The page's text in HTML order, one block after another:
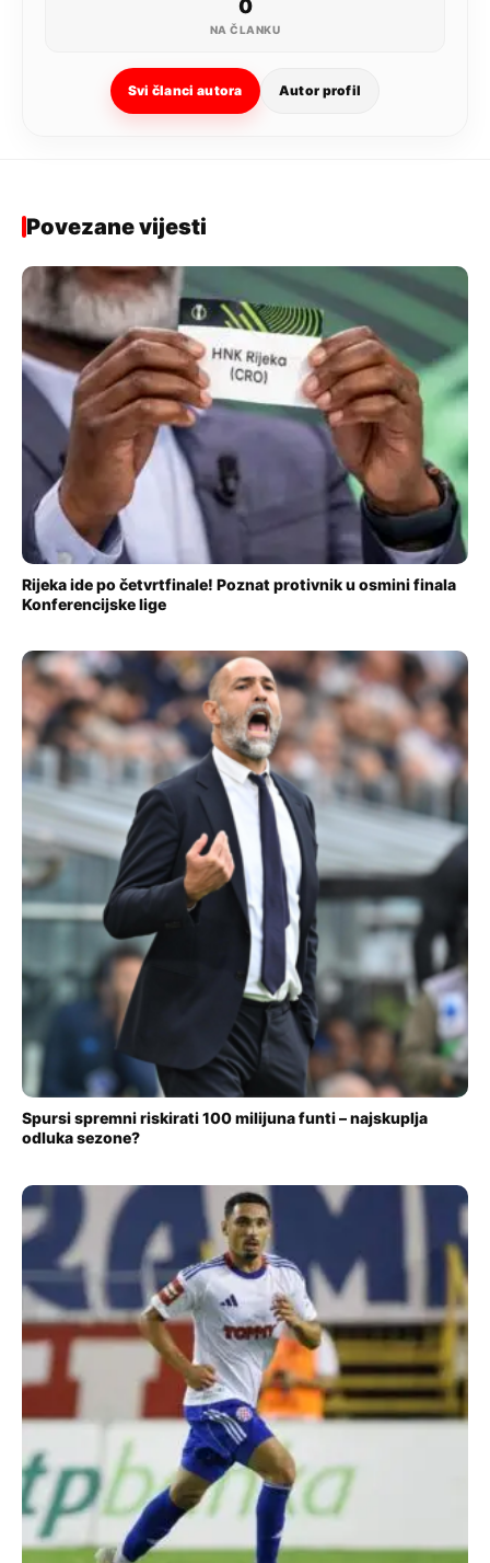
0
NA ČLANKU
Svi članci autora Autor profil
Povezane vijesti
Rijeka ide po četvrtfinale! Poznat protivnik u osmini finala
Konferencijske lige
Spursi spremni riskirati 100 milijuna funti – najskuplja
odluka sezone?